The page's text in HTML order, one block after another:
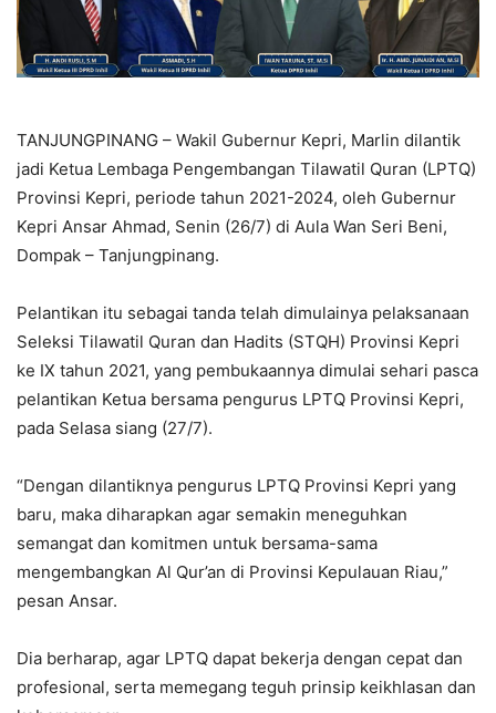
TANJUNGPINANG – Wakil Gubernur Kepri, Marlin dilantik
jadi Ketua Lembaga Pengembangan Tilawatil Quran (LPTQ)
Provinsi Kepri, periode tahun 2021-2024, oleh Gubernur
Kepri Ansar Ahmad, Senin (26/7) di Aula Wan Seri Beni,
Dompak – Tanjungpinang.
Pelantikan itu sebagai tanda telah dimulainya pelaksanaan
Seleksi Tilawatil Quran dan Hadits (STQH) Provinsi Kepri
ke IX tahun 2021, yang pembukaannya dimulai sehari pasca
pelantikan Ketua bersama pengurus LPTQ Provinsi Kepri,
pada Selasa siang (27/7).
“Dengan dilantiknya pengurus LPTQ Provinsi Kepri yang
baru, maka diharapkan agar semakin meneguhkan
semangat dan komitmen untuk bersama-sama
mengembangkan Al Qur’an di Provinsi Kepulauan Riau,”
pesan Ansar.
Dia berharap, agar LPTQ dapat bekerja dengan cepat dan
profesional, serta memegang teguh prinsip keikhlasan dan